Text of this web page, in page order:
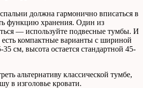
должна гармонично вписаться в
функцию хранения. Один из
— используйте подвесные тумбы. И
компактные варианты с шириной
см, высота остается стандартной 45-
альтернативу классической тумбе,
в изголовье кровати.